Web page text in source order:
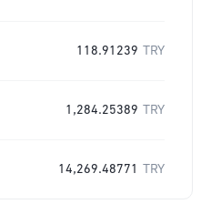
118.91239 TRY
1,284.25389 TRY
14,269.48771 TRY